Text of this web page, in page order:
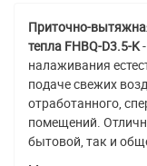
Приточно-
тепла FHBQ-D3.5-K-
налаживания
подаче свежих
отработанного,
помещений.
бытовой, так и